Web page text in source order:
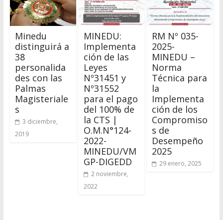
Minedu
distinguirá a
38
personalida
des con las
Palmas
Magisteriale
s
3 diciembre,
2019
MINEDU:
Implementa
ción de las
Leyes
Nº31451 y
Nº31552
para el pago
del 100% de
la CTS |
O.M.N°124-
2022-
MINEDU/VM
GP-DIGEDD
2 noviembre,
2022
RM Nº 035-
2025-
MINEDU –
Norma
Técnica para
la
Implementa
ción de los
Compromiso
s de
Desempeño
2025
29 enero, 2025